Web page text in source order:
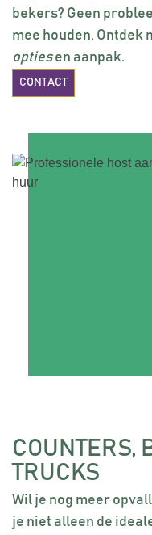
bekers? Geen
mee houden. Ontdek
optiesen aanpak.
CONTACT
COUNTERS,
TRUCKS
Wil je nog meer
je niet alleen de